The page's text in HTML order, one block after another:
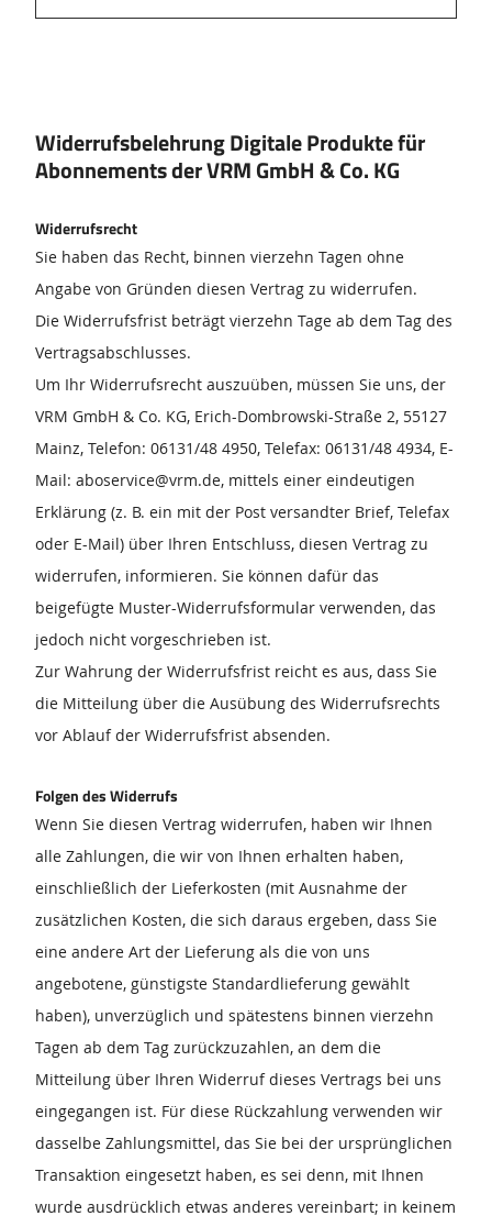
Widerrufsbelehrung Digitale Produkte für
Abonnements der VRM GmbH & Co. KG
Widerrufsrecht
Sie haben das Recht, binnen vierzehn Tagen ohne
Angabe von Gründen diesen Vertrag zu widerrufen.
Die Widerrufsfrist beträgt vierzehn Tage ab dem Tag des
Vertragsabschlusses.
Um Ihr Widerrufsrecht auszuüben, müssen Sie uns, der
VRM GmbH & Co. KG, Erich-Dombrowski-Straße 2, 55127
Mainz, Telefon: 06131/48 4950, Telefax: 06131/48 4934, E-
Mail: aboservice@vrm.de, mittels einer eindeutigen
Erklärung (z. B. ein mit der Post versandter Brief, Telefax
oder E-Mail) über Ihren Entschluss, diesen Vertrag zu
widerrufen, informieren. Sie können dafür das
beigefügte Muster-Widerrufsformular verwenden, das
jedoch nicht vorgeschrieben ist.
Zur Wahrung der Widerrufsfrist reicht es aus, dass Sie
die Mitteilung über die Ausübung des Widerrufsrechts
vor Ablauf der Widerrufsfrist absenden.
Folgen des Widerrufs
Wenn Sie diesen Vertrag widerrufen, haben wir Ihnen
alle Zahlungen, die wir von Ihnen erhalten haben,
einschließlich der Lieferkosten (mit Ausnahme der
zusätzlichen Kosten, die sich daraus ergeben, dass Sie
eine andere Art der Lieferung als die von uns
angebotene, günstigste Standardlieferung gewählt
haben), unverzüglich und spätestens binnen vierzehn
Tagen ab dem Tag zurückzuzahlen, an dem die
Mitteilung über Ihren Widerruf dieses Vertrags bei uns
eingegangen ist. Für diese Rückzahlung verwenden wir
dasselbe Zahlungsmittel, das Sie bei der ursprünglichen
Transaktion eingesetzt haben, es sei denn, mit Ihnen
wurde ausdrücklich etwas anderes vereinbart; in keinem